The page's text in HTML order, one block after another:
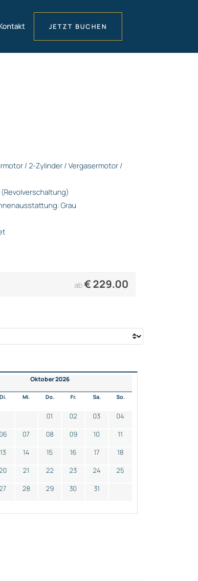
JETZT BUCHEN
/ 2-Zylinder / Vergasermotor /
(Revolverschaltung)
Grau
ab€229.00
Oktober 2026
Di. Mi. Do. Fr. Sa. So.
01 02 03 04
06 07 08 09 10 11
13 14 15 16 17 18
21 22 23 24 25
28 29 30 31